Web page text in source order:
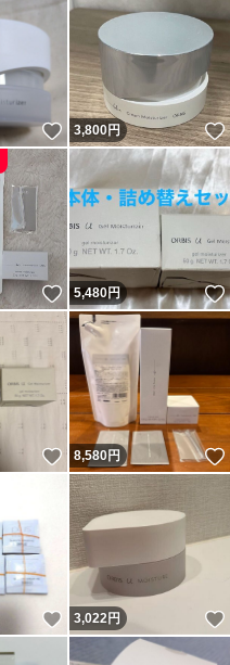
いいね！
3,800円
いいね！
5,480円
いいね！
8,580円
いいね！
3,022円